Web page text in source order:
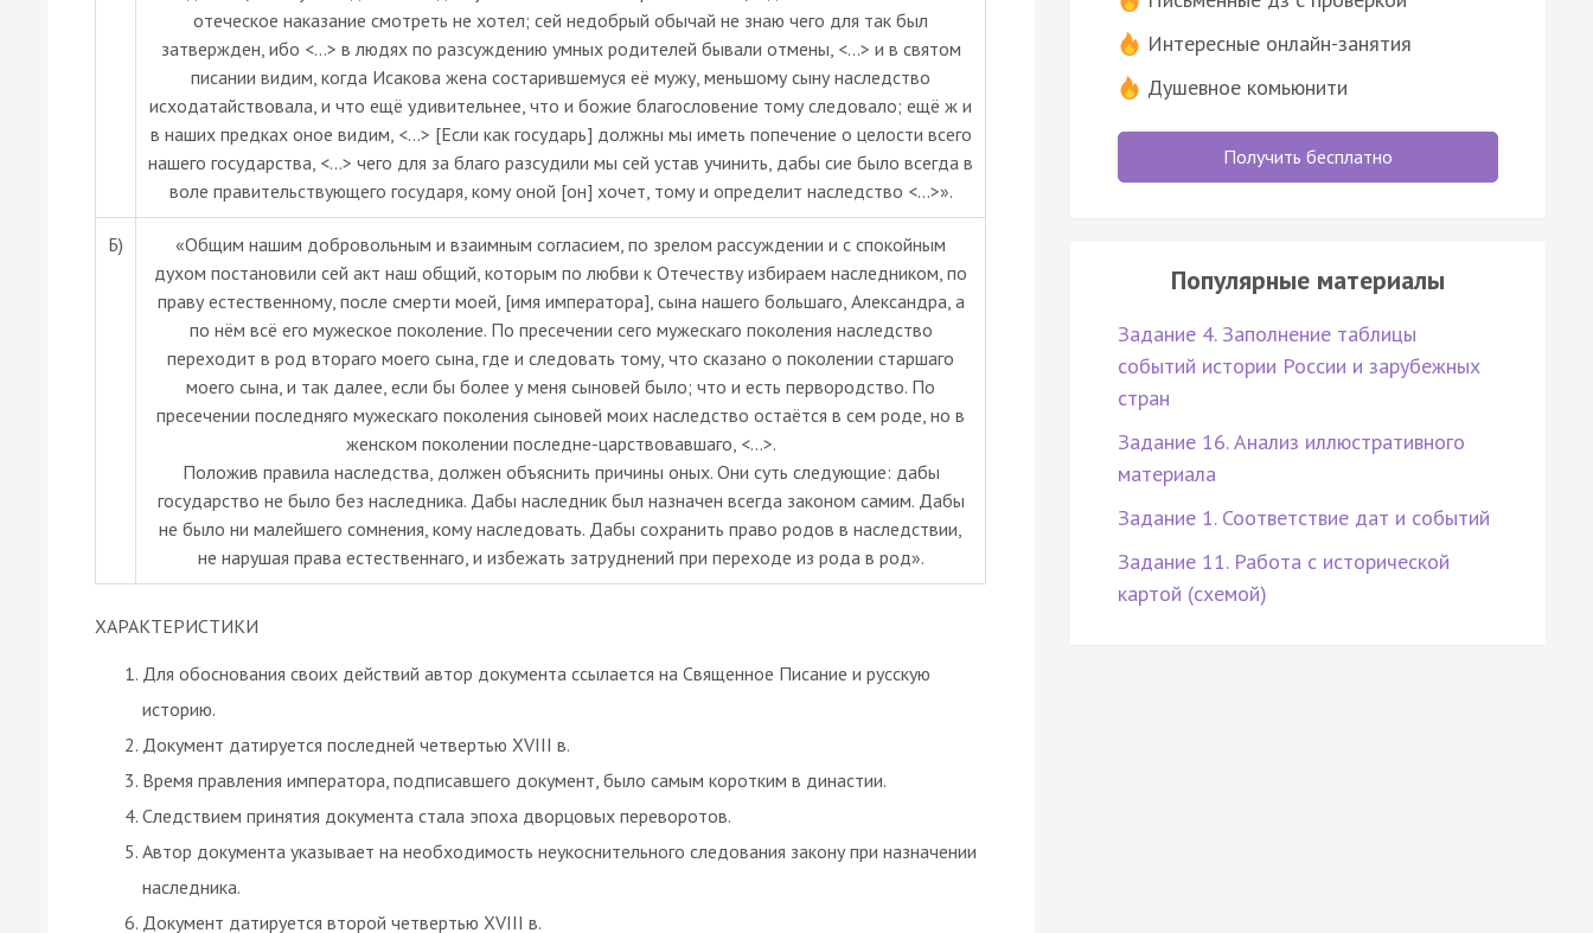
отеческое наказание смотреть не хотел; сей недобрый обычай не знаю чего для так был
затвержден, ибо <…> в людях по разсуждению умных родителей бывали отмены, <…> и в святом
писании видим, когда Исакова жена состарившемуся её мужу, меньшому сыну наследство
исходатайствовала, и что ещё удивительнее, что и божие благословение тому следовало; ещё ж и
в наших предках оное видим, <…> [Если как государь] должны мы иметь попечение о целости всего
нашего государства, <…> чего для за благо разсудили мы сей устав учинить, дабы сие было всегда в
воле правительствующего государя, кому оной [он] хочет, тому и определит наследство <…>».
Б)
«Общим нашим добровольным и взаимным согласием, по зрелом рассуждении и с спокойным
духом постановили сей акт наш общий, которым по любви к Отечеству избираем наследником, по
праву естественному, после смерти моей, [имя императора], сына нашего большaгo, Александра, а
по нём всё его мужеское поколение. По пресечении ceго мужескаго поколения наследство
переходит в род втораго моего сына, где и следовать тому, что сказано о поколении старшаго
моего сына, и так далее, если бы более у меня сыновей было; что и есть первородство. По
пресечении последняго мужескаго поколения сыновей моих наследство остаётся в сем роде, но в
женском поколении последне-царствовавшаго, <…>.
Положив правила наследства, должен объяснить причины оных. Они суть следующие: дабы
государство не было без наследника. Дабы наследник был назначен всегда законом самим. Дабы
не было ни малейшего сомнения, кому наследовать. Дабы сохранить право родов в наследствии,
не нарушая права естественнаго, и избежать затруднений при переходе из рода в род».
ХАРАКТЕРИСТИКИ
Для обоснования своих действий автор документа ссылается на Священное Писание и русскую
историю.
Документ датируется последней четвертью XVIII в.
Время правления императора, подписавшего документ, было самым коротким в династии.
Следствием принятия документа стала эпоха дворцовых переворотов.
Автор документа указывает на необходимость неукоснительного следования закону при назначении
наследника.
Документ датируется второй четвертью XVIII в.
Интересные онлайн-занятия
Душевное комьюнити
Получить бесплатно
Популярные материалы
Задание 4. Заполнение таблицы
событий истории России и зарубежных
стран
Задание 16. Анализ иллюстративного
материала
Задание 1. Соответствие дат и событий
Задание 11. Работа с исторической
картой (схемой)